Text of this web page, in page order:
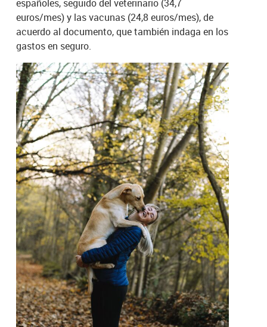
españoles, seguido del veterinario (34,7
euros/mes) y las vacunas (24,8 euros/mes), de
acuerdo al documento, que también indaga en los
gastos en seguro.